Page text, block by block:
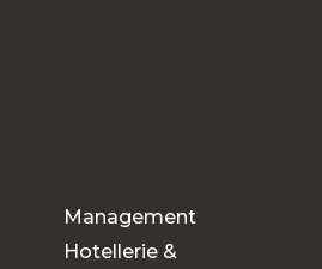
ODER BEFRISTETE
SIE OK JOB FÜR IHRE
Management
Hotellerie &